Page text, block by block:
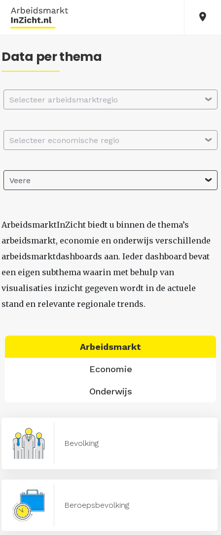
Data per thema
Selecteer arbeidsmarktregio
Selecteer economische regio
Veere
ArbeidsmarktInZicht biedt u binnen de thema’s
arbeidsmarkt, economie en onderwijs verschillende
arbeidsmarktdashboards aan. Ieder dashboard bevat
een eigen subthema waarin met behulp van
visualisaties inzicht gegeven wordt in de actuele
stand en relevante regionale trends.
Arbeidsmarkt
Economie
Onderwijs
Bevolking
Beroepsbevolking